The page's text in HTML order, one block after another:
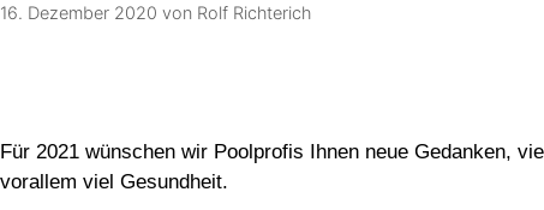
16. Dezember 2020 von Rolf Richterich
Für 2021 wünschen wir Poolprofis Ihnen neue Gedanken,
vorallem viel Gesundheit.